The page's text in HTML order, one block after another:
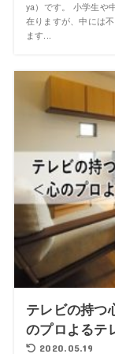
ya）です。 小学生や
在りますが、中には
ます...
テレビの持つ
のプロよるテ
2020.05.19